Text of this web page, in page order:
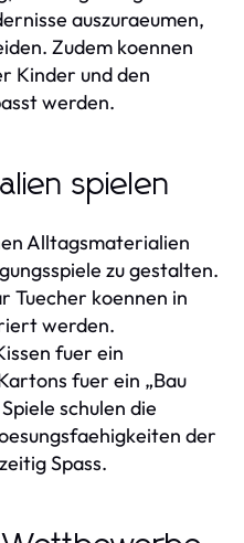
auszuraeumen,
Zudem koennen
Kinder und den
werden.
spielen
Alltagsmaterialien
zu gestalten.
Tuecher koennen in
werden.
fuer ein
fuer ein „Bau
schulen die
der
Spass.